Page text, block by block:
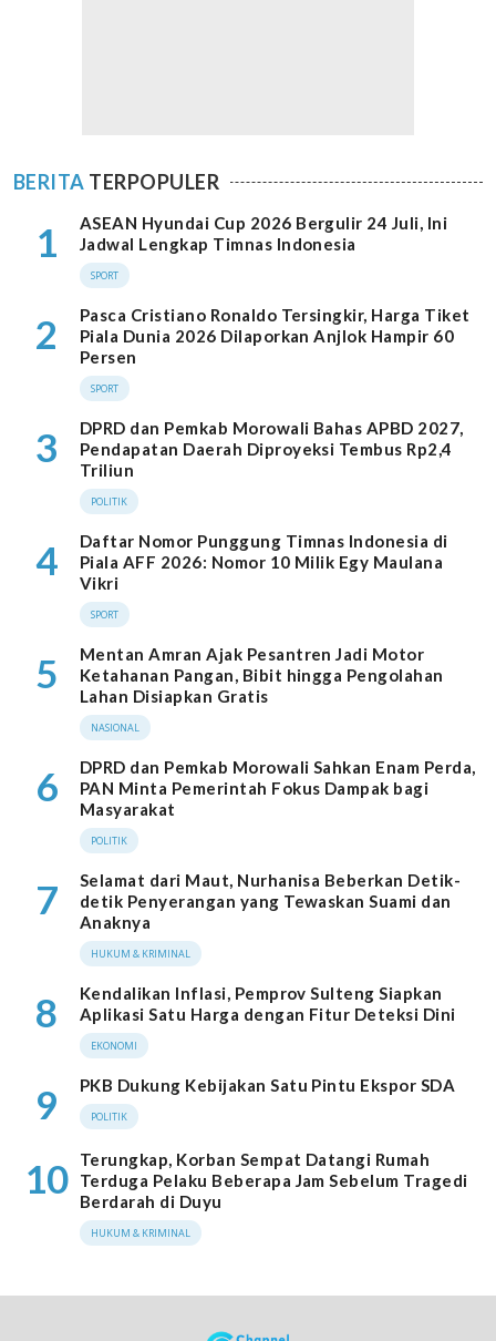
BERITA TERPOPULER
1
ASEAN Hyundai Cup 2026 Bergulir 24 Juli, Ini
Jadwal Lengkap Timnas Indonesia
SPORT
2
Pasca Cristiano Ronaldo Tersingkir, Harga Tiket
Piala Dunia 2026 Dilaporkan Anjlok Hampir 60
Persen
SPORT
3
DPRD dan Pemkab Morowali Bahas APBD 2027,
Pendapatan Daerah Diproyeksi Tembus Rp2,4
Triliun
POLITIK
4
Daftar Nomor Punggung Timnas Indonesia di
Piala AFF 2026: Nomor 10 Milik Egy Maulana
Vikri
SPORT
5
Mentan Amran Ajak Pesantren Jadi Motor
Ketahanan Pangan, Bibit hingga Pengolahan
Lahan Disiapkan Gratis
NASIONAL
6
DPRD dan Pemkab Morowali Sahkan Enam Perda,
PAN Minta Pemerintah Fokus Dampak bagi
Masyarakat
POLITIK
7
Selamat dari Maut, Nurhanisa Beberkan Detik-
detik Penyerangan yang Tewaskan Suami dan
Anaknya
HUKUM & KRIMINAL
8
Kendalikan Inflasi, Pemprov Sulteng Siapkan
Aplikasi Satu Harga dengan Fitur Deteksi Dini
EKONOMI
9 PKB Dukung Kebijakan Satu Pintu Ekspor SDA
POLITIK
10
Terungkap, Korban Sempat Datangi Rumah
Terduga Pelaku Beberapa Jam Sebelum Tragedi
Berdarah di Duyu
HUKUM & KRIMINAL